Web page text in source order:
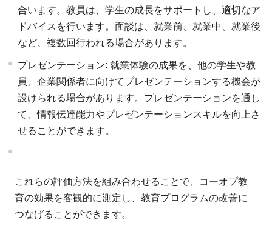
合います。教員は、学生の成長をサポートし、適切なア
ドバイスを行います。面談は、就業前、就業中、就業後
など、複数回行われる場合があります。
プレゼンテーション: 就業体験の成果を、他の学生や教
員、企業関係者に向けてプレゼンテーションする機会が
設けられる場合があります。プレゼンテーションを通し
て、情報伝達能力やプレゼンテーションスキルを向上さ
せることができます。
これらの評価方法を組み合わせることで、コーオプ教
育の効果を客観的に測定し、教育プログラムの改善に
つなげることができます。